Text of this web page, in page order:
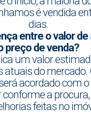
é vendida
dias.
entre o valor de
preço de venda?
um valor
atuais do mercado.
acordado com
a
feitas no